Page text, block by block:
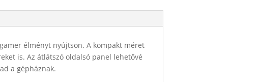
élményt nyújtson. A kompakt méret
is. Az átlátszó oldalsó panel lehetővé
a gépháznak.